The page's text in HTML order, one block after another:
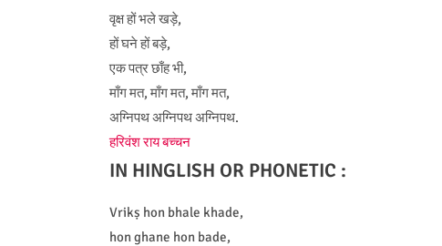
वृक्ष हों भले खड़े,
हों घने हों बड़े,
एक पत्र छाँह भी,
माँग मत, माँग मत, माँग मत,
अग्निपथ अग्निपथ अग्निपथ.
हरिवंश राय बच्चन
IN HINGLISH OR PHONETIC :
Vrikṣ hon bhale khade,
hon ghane hon bade,